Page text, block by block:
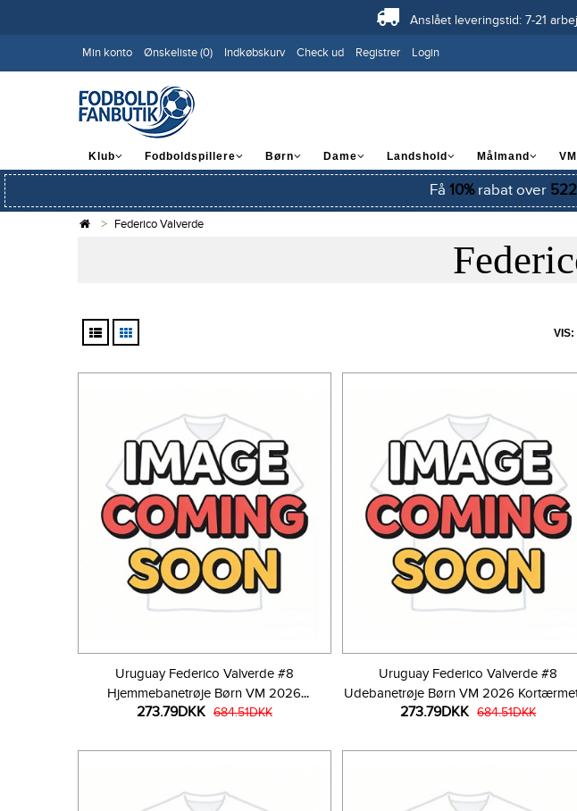
Anslået leveringstid: 7-21
Min konto Ønskeliste (0) Indkøbskurv Check ud Registrer Login
Klub Fodboldspillere Børn Dame Landshold Målmand
Få 10%rabat over 522
Federico Valverde
VIS:
Uruguay Federico Valverde #8
Hjemmebanetrøje Børn VM 2026
Kortærmet (+ Korte bukser)
273.79DKK 684.51DKK
Uruguay Federico Valverde #8
Udebanetrøje Børn VM 2026
Korte bukser)
273.79DKK 684.51DKK